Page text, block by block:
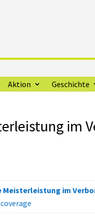
Aktion Geschichte
im
Meisterleistung im